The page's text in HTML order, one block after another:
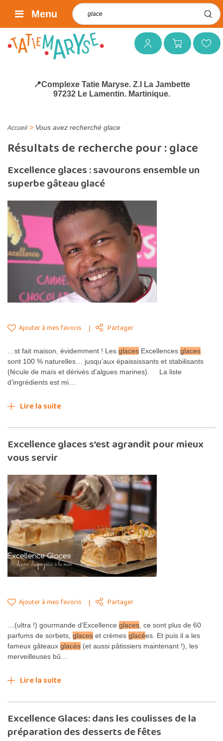
Mon compteMon panierMes favoris
Rechercher :
Menu
📍Complexe Tatie Maryse. Z.I La Jambette
97232 Le Lamentin. Martinique.
Accueil > Vous avez recherché glace
Résultats de recherche pour :glace
Excellence glaces : savourons ensemble un
superbe gâteau glacé
Ajouter à mes favoris Partager
…st fait maison, évidemment ! Les glaces Excellences glaces
sont 100 % naturelles… jusqu’aux épaississants et stabilisants
(fécule de maïs et dérivés d’algues marines). La liste
d’ingrédients est mi…
Lire la suite
Excellence glaces s’est agrandit pour mieux
vous servir
Ajouter à mes favoris Partager
…(ultra !) gourmande d’Excellence glaces , ce sont plus de 60
parfums de sorbets, glaces et crèmes glacées. Et puis il a les
fameux gâteaux glacés (et aussi pâtissiers maintenant !), les
merveilleuses bû…
Lire la suite
Excellence Glaces: dans les coulisses de la
préparation des desserts de fêtes